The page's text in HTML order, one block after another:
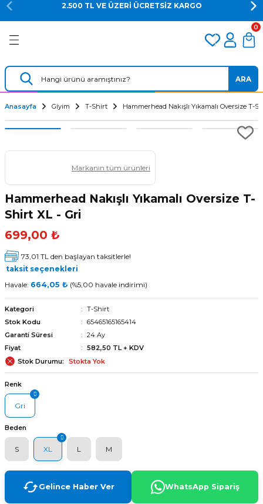
2.500 TL VE ÜZERİ ÜCRETSİZ KARGO
Dalış Regülatörü
Dalış Konsolu
ARA
0
Anasayfa Giyim T-Shirt Hammerhead Nakışlı Yıkamalı Oversize T-
Markanın tüm ürünleri
Hammerhead Nakışlı Yıkamalı Oversize T-
Shirt XL - Gri
699,00 ₺
73,01 TL den başlayan taksitlerle!
taksit seçenekleri
Havale: 664,05 ₺ (%5,00 havale indirimi)
Kategori
T-Shirt
Stok Kodu
65465165165414
Garanti Süresi
24 Ay
Fiyat
582,50 TL + KDV
Stok Durumu
Stokta Yok
Renk
Gri
Beden
S XL L M
Gelince Haber Ver WhatsApp Sipariş